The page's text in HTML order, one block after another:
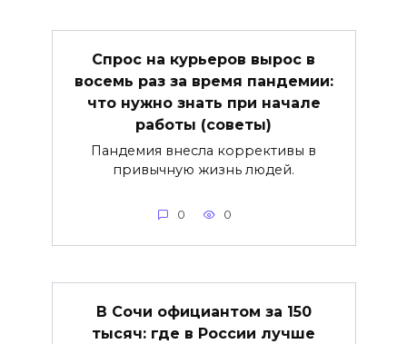
Спрос на курьеров вырос в
восемь раз за время пандемии:
что нужно знать при начале
работы (советы)
Пандемия внесла коррективы в
привычную жизнь людей.
0 0
В Сочи официантом за 150
тысяч: где в России лучше